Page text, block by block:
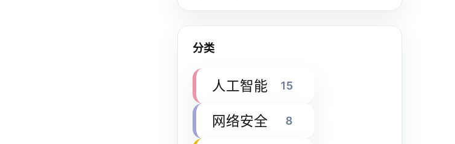
分类
人工智能 15
网络安全 8